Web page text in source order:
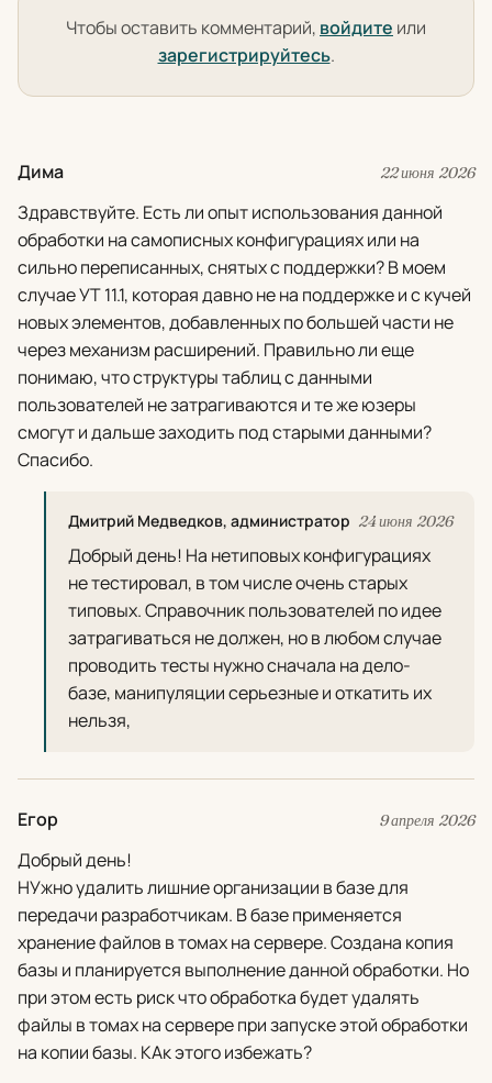
Чтобы оставить комментарий, войдите или
зарегистрируйтесь.
Дима 22 июня 2026
Здравствуйте. Есть ли опыт использования данной
обработки на самописных конфигурациях или на
сильно переписанных, снятых с поддержки? В моем
случае УТ 11.1, которая давно не на поддержке и с кучей
новых элементов, добавленных по большей части не
через механизм расширений. Правильно ли еще
понимаю, что структуры таблиц с данными
пользователей не затрагиваются и те же юзеры
смогут и дальше заходить под старыми данными?
Спасибо.
Дмитрий Медведков, администратор 24 июня 2026
Добрый день! На нетиповых конфигурациях
не тестировал, в том числе очень старых
типовых. Справочник пользователей по идее
затрагиваться не должен, но в любом случае
проводить тесты нужно сначала на дело-
базе, манипуляции серьезные и откатить их
нельзя,
Егор 9 апреля 2026
Добрый день!
НУжно удалить лишние организации в базе для
передачи разработчикам. В базе применяется
хранение файлов в томах на сервере. Создана копия
базы и планируется выполнение данной обработки. Но
при этом есть риск что обработка будет удалять
файлы в томах на сервере при запуске этой обработки
на копии базы. КАк этого избежать?